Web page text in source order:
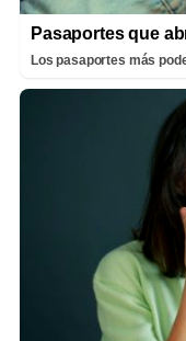
Pasaportes que
Los pasaportes más